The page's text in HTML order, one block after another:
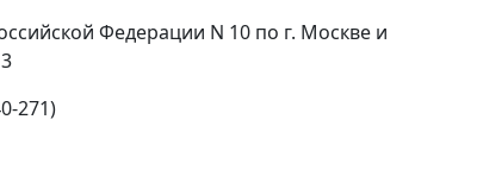
Федерации N 10 по г. Москве и
271)